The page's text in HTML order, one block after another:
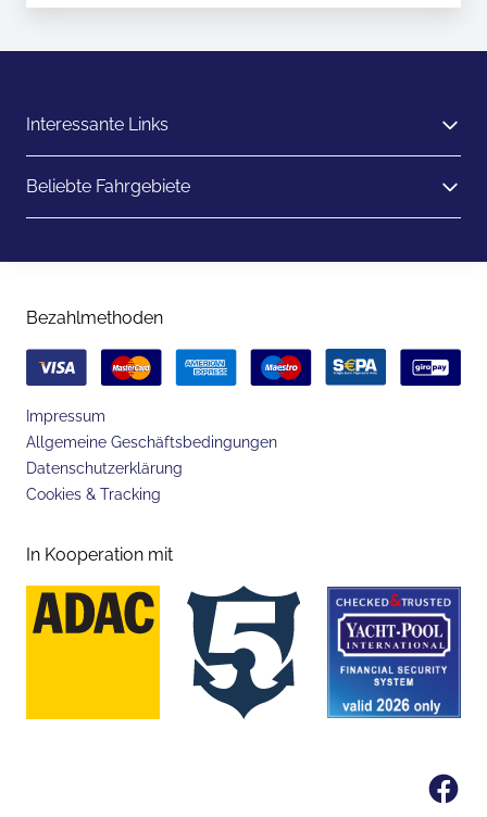
Interessante Links
Beliebte Fahrgebiete
Bezahlmethoden
Impressum
Allgemeine Geschäftsbedingungen
Datenschutzerklärung
Cookies & Tracking
In Kooperation mit